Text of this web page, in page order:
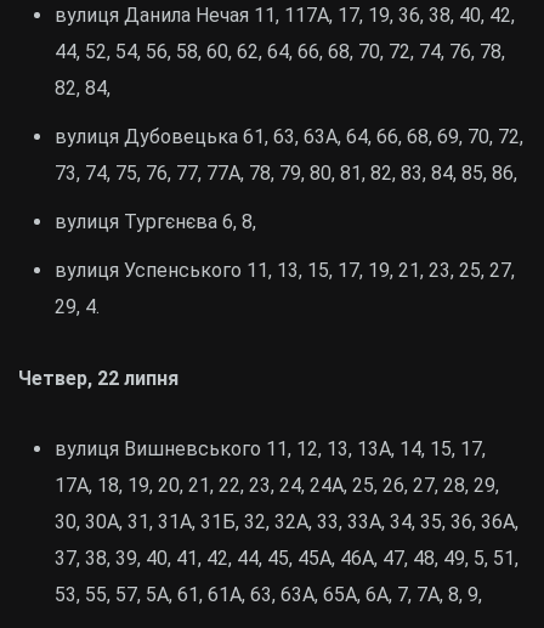
вулиця Данила Нечая 11, 117А, 17, 19, 36, 38, 40, 42,
44, 52, 54, 56, 58, 60, 62, 64, 66, 68, 70, 72, 74, 76, 78,
82, 84,
вулиця Дубовецька 61, 63, 63А, 64, 66, 68, 69, 70, 72,
73, 74, 75, 76, 77, 77А, 78, 79, 80, 81, 82, 83, 84, 85, 86,
вулиця Тургєнєва 6, 8,
вулиця Успенського 11, 13, 15, 17, 19, 21, 23, 25, 27,
29, 4.
Четвер, 22 липня
вулиця Вишневського 11, 12, 13, 13А, 14, 15, 17,
17А, 18, 19, 20, 21, 22, 23, 24, 24А, 25, 26, 27, 28, 29,
30, 30А, 31, 31А, 31Б, 32, 32А, 33, 33А, 34, 35, 36, 36А,
37, 38, 39, 40, 41, 42, 44, 45, 45А, 46А, 47, 48, 49, 5, 51,
53, 55, 57, 5А, 61, 61А, 63, 63А, 65А, 6А, 7, 7А, 8, 9,